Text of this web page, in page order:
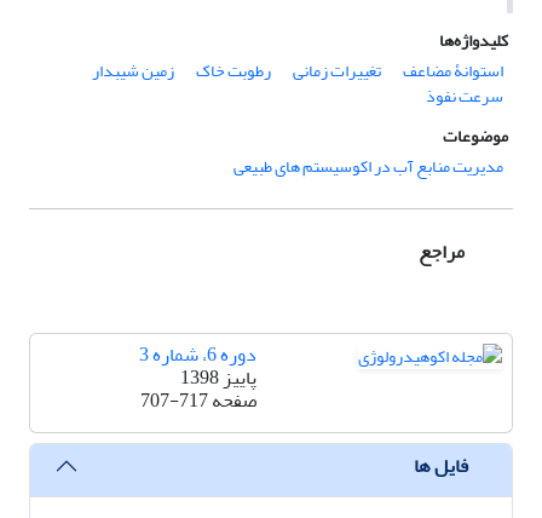
کلیدواژه‌ها
استوانۀ مضاعف
تغییرات زمانی رطوبت خاک زمین شیب‏دار
سرعت نفوذ
موضوعات
مدیریت منابع آب در اکوسیستم های طبیعی
مراجع
دوره 6، شماره 3
پاییز 1398
صفحه707-717
فایل ها